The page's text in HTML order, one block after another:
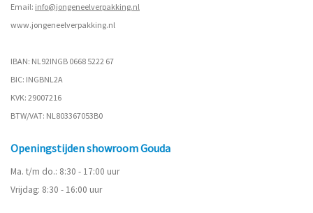
Email: info@jongeneelverpakking.nl
www.jongeneelverpakking.nl
IBAN: NL92INGB 0668 5222 67
BIC: INGBNL2A
KVK: 29007216
BTW/VAT: NL803367053B0
Openingstijden showroom Gouda
Ma. t/m do.: 8:30 - 17:00 uur
Vrijdag: 8:30 - 16:00 uur